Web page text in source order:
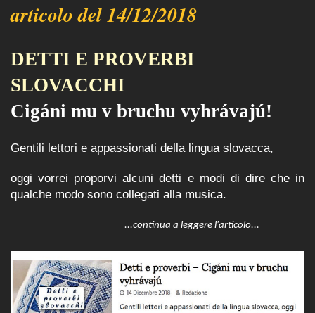
articolo del 14/12/2018
DETTI E PROVERBI
SLOVACCHI
Cigáni mu v bruchu vyhrávajú!
Gentili lettori e appassionati della lingua slovacca,
oggi vorrei proporvi alcuni detti e modi di dire che in
qualche modo sono collegati alla musica.
...continua a leggere l'articolo...